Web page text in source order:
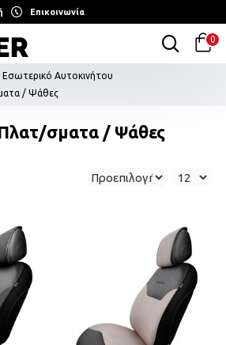
Επικοινωνία
0
Εσωτερικό Αυτοκινήτου
/ Ψάθες
σματα / Ψάθες